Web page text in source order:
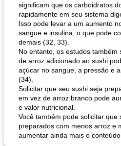
significam que os carboidratos
rapidamente em seu sistema
Isso pode levar a um aumento
sangue e insulina, o que pode
demais (32, 33).
No entanto, os estudos também
de arroz adicionado ao sushi
açúcar no sangue, a pressão e
(34).
Solicitar que seu sushi seja
em vez de arroz branco pode
e valor nutricional.
Você também pode solicitar que
preparados com menos arroz e
aumentar ainda mais o